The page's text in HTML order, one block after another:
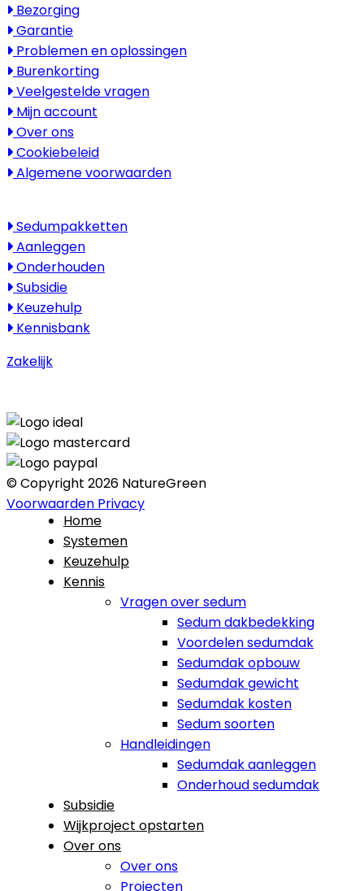
Bezorging
Garantie
Problemen en oplossingen
Burenkorting
Veelgestelde vragen
Mijn account
Over ons
Cookiebeleid
Algemene voorwaarden
Sedumpakketten
Aanleggen
Onderhouden
Subsidie
Keuzehulp
Kennisbank
Zakelijk
© Copyright 2026 NatureGreen
Voorwaarden Privacy
Home
Systemen
Keuzehulp
Kennis
Vragen over sedum
Sedum dakbedekking
Voordelen sedumdak
Sedumdak opbouw
Sedumdak gewicht
Sedumdak kosten
Sedum soorten
Handleidingen
Sedumdak aanleggen
Onderhoud sedumdak
Subsidie
Wijkproject opstarten
Over ons
Over ons
Projecten